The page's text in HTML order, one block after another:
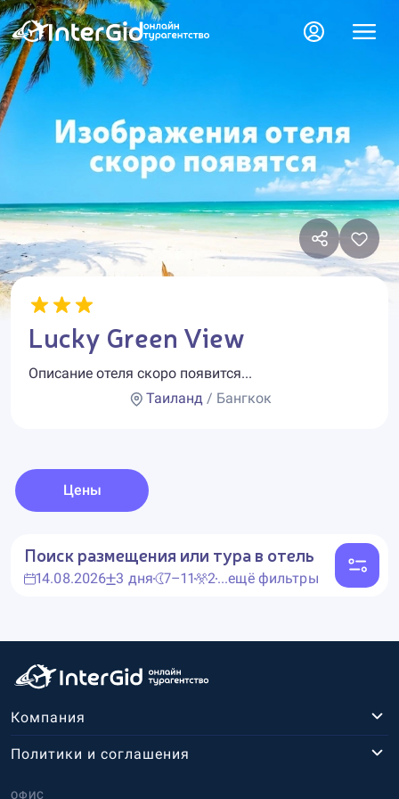
Lucky Green View
Описание отеля скоро появится...
Таиланд / Бангкок
Цены
Поиск размещения или тура в отель
14.08.2026 3 дня 7–11 2...ещё фильтры
Компания
ОФИС
Политики и соглашения